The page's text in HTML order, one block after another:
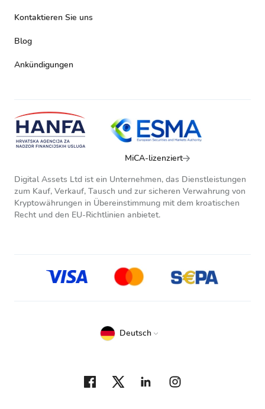
Kontaktieren Sie uns
Blog
Ankündigungen
MiCA-lizenziert
Digital Assets Ltd ist ein Unternehmen, das Dienstleistungen
zum Kauf, Verkauf, Tausch und zur sicheren Verwahrung von
Kryptowährungen in Übereinstimmung mit dem kroatischen
Recht und den EU-Richtlinien anbietet.
Deutsch